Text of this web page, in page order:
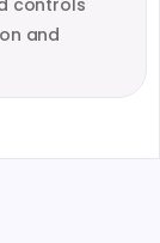
and